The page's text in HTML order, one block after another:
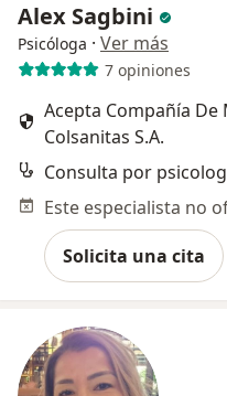
Alex Sagbini
Psicóloga · Ver más
7 opiniones
Acepta Compañía
Colsanitas S.A.
Consulta por
Solicita una cita